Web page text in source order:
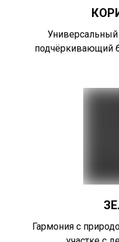
Универсальный
подчёркивающий
Гармония с